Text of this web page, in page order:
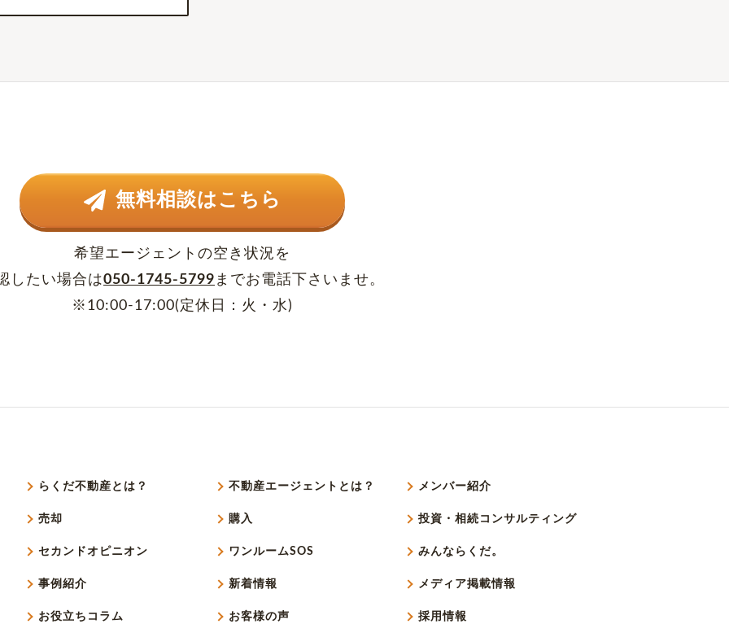
無料相談はこちら
希望エージェントの空き状況を
したい場合は050-1745-5799 までお電話下さいませ。
※10:00-17:00(定休日：火・水)
らくだ不動産とは？ 不動産エージェントとは？ メンバー紹介
売却 購入 投資・相続コンサルティング
セカンドオピニオン ワンルームSOS みんならくだ。
事例紹介 新着情報 メディア掲載情報
お役立ちコラム お客様の声 採用情報